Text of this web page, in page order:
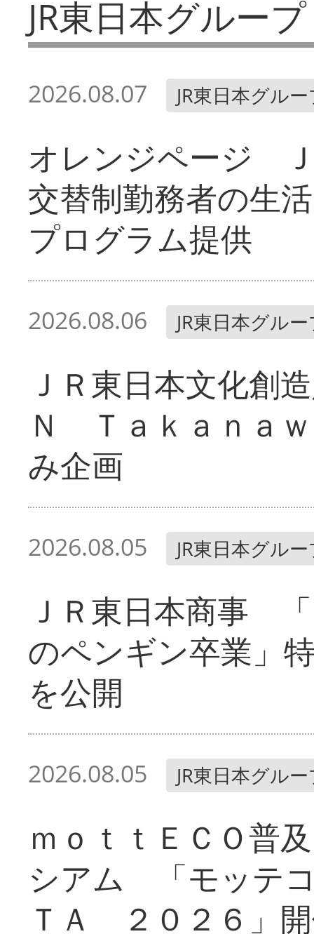
JR東日本グループ
2026.08.07 JR東日本グル
オレンジページ
交替制勤務者の生
プログラム提供
2026.08.06 JR東日本グル
ＪＲ東日本文化創
Ｎ Ｔａｋａｎａ
み企画
2026.08.05 JR東日本グル
ＪＲ東日本商事
のペンギン卒業」
を公開
2026.08.05 JR東日本グル
ｍｏｔｔＥＣＯ普
シアム 「モッテ
ＴＡ ２０２６」